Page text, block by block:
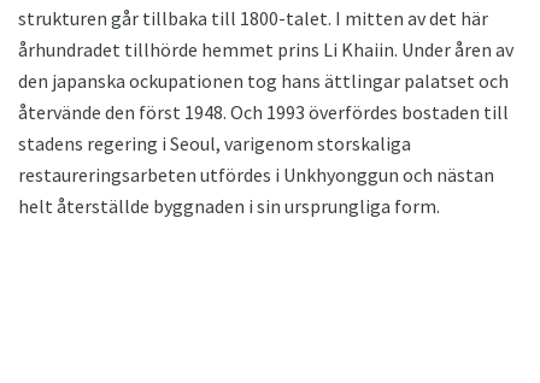
strukturen går tillbaka till 1800-talet. I mitten av det här
århundradet tillhörde hemmet prins Li Khaiin. Under åren av
den japanska ockupationen tog hans ättlingar palatset och
återvände den först 1948. Och 1993 överfördes bostaden till
stadens regering i Seoul, varigenom storskaliga
restaureringsarbeten utfördes i Unkhyonggun och nästan
helt återställde byggnaden i sin ursprungliga form.